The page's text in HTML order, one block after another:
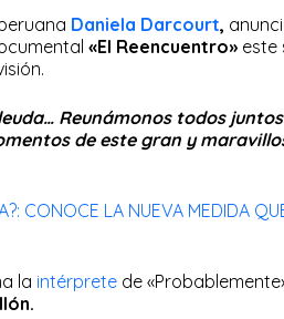
Daniela Darcourt,
«El Reencuentro» este
Reunámonos todos
de este gran y
CONOCE LA NUEVA MEDIDA
la intérprete de